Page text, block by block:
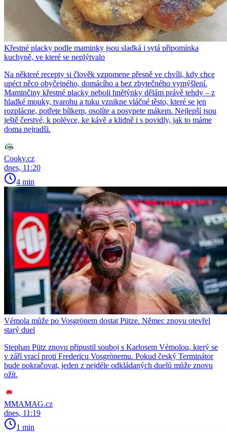
Křestné placky podle maminky jsou sladká i sytá připomínka
kuchyně, ve které se neplýtvalo
Na některé recepty si člověk vzpomene přesně ve chvíli, kdy chce
upéct něco obyčejného, domácího a bez zbytečného vymýšlení.
Maminčiny křestné placky neboli hnětýnky dělám právě tehdy – z
hladké mouky, tvarohu a tuku vznikne vláčné těsto, které se jen
rozplácne, potřete bílkem, osolíte a posypete mákem. Nejlepší jsou
ještě čerstvé, k polévce, ke kávě a klidně i s povidly, jak to máme
doma nejradši.
Cooky.cz
dnes, 11:20
4 min
Vémola může po Vosgrönem dostat Pütze. Němec znovu otevřel
starý duel
Stephan Pütz znovu připustil souboj s Karlosem Vémolou, který se
v září vrací proti Fredericu Vosgrönemu. Pokud český Terminátor
bude pokračovat, jeden z nejdéle odkládaných duelů může znovu
ožít.
MMAMAG.cz
dnes, 11:19
1 min